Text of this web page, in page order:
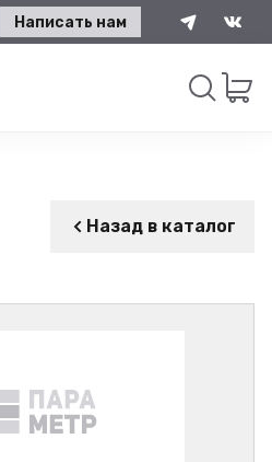
Написать нам
Назад в каталог